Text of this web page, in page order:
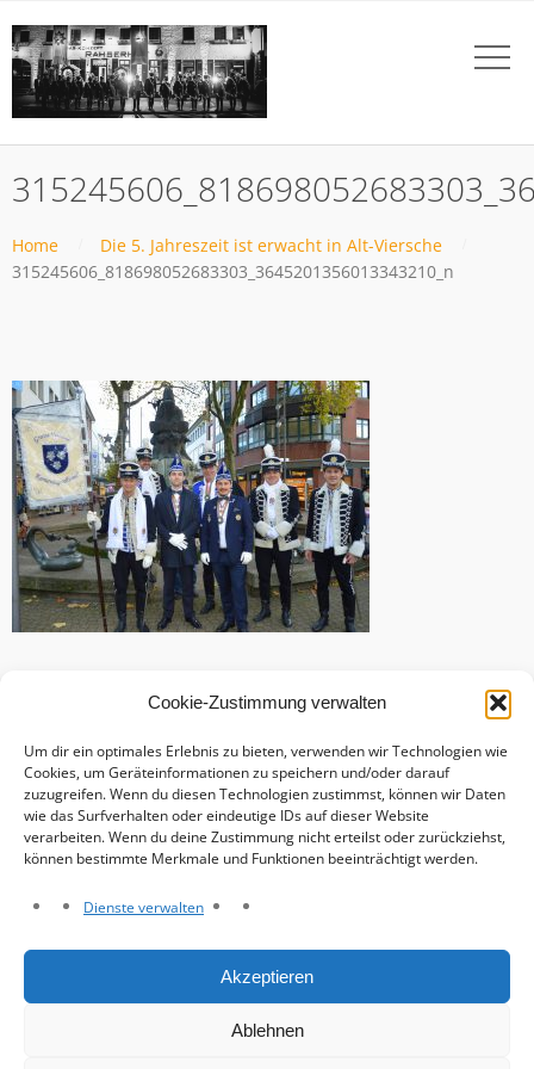
Cookie-Zustimmung verwalten
Um dir ein optimales Erlebnis zu bieten, verwenden wir Technologien wie
Cookies, um Geräteinformationen zu speichern und/oder darauf
zuzugreifen. Wenn du diesen Technologien zustimmst, können wir Daten
wie das Surfverhalten oder eindeutige IDs auf dieser Website
verarbeiten. Wenn du deine Zustimmung nicht erteilst oder zurückziehst,
können bestimmte Merkmale und Funktionen beeinträchtigt werden.
Dienste verwalten
Akzeptieren
Ablehnen
Home
Die 5. Jahreszeit ist erwacht in Alt-Viersche
315245606_818698052683303_3645201356013343210_n